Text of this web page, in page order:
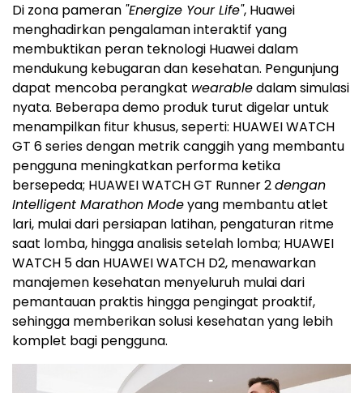
Di zona pameran "Energize Your Life", Huawei
menghadirkan pengalaman interaktif yang
membuktikan peran teknologi Huawei dalam
mendukung kebugaran dan kesehatan. Pengunjung
dapat mencoba perangkat wearabledalam simulasi
nyata. Beberapa demo produk turut digelar untuk
menampilkan fitur khusus, seperti: HUAWEI WATCH
GT 6 series dengan metrik canggih yang membantu
pengguna meningkatkan performa ketika
bersepeda; HUAWEI WATCH GT Runner 2dengan
Intelligent Marathon Modeyang membantu atlet
lari, mulai dari persiapan latihan, pengaturan ritme
saat lomba, hingga analisis setelah lomba; HUAWEI
WATCH 5 dan HUAWEI WATCH D2, menawarkan
manajemen kesehatan menyeluruh mulai dari
pemantauan praktis hingga pengingat proaktif,
sehingga memberikan solusi kesehatan yang lebih
komplet bagi pengguna.